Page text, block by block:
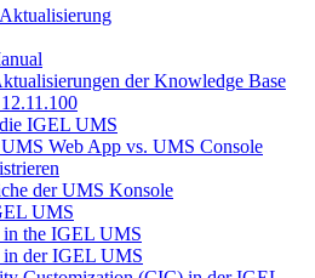
der Knowledge Base
IGEL UMS
Web App vs. UMS Console
der UMS Konsole
UMS
the IGEL UMS
in der IGEL UMS